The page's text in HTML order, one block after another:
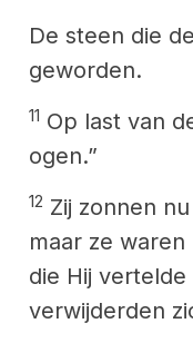
De steen die
geworden.
11 Op last van
ogen.”
12 Zij zonnen
maar ze
die Hij
verwijderden